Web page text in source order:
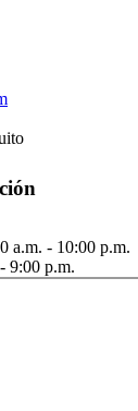
a.m. - 10:00 p.m.
9:00 p.m.